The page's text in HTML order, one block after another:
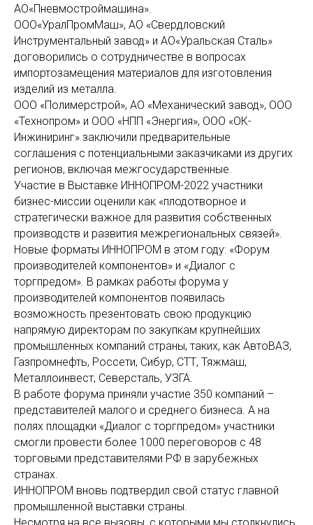
АО«Пневмостроймашина».
ООО«УралПромМаш», АО «Свердловский
Инструментальный завод» и АО«Уральская Сталь»
договорились о сотрудничестве в вопросах
импортозамещения материалов для изготовления
изделий из металла.
ООО «Полимерстрой», АО «Механический завод», ООО
«Технопром» и ООО «НПП «Энергия», ООО «ОК-
Инжиниринг» заключили предварительные
соглашения с потенциальными заказчиками из других
регионов, включая межгосударственные.
Участие в Выставке ИННОПРОМ-2022 участники
бизнес-миссии оценили как «плодотворное и
стратегически важное для развития собственных
производств и развития межрегиональных связей».
Новые форматы ИННОПРОМ в этом году: «Форум
производителей компонентов» и «Диалог с
торгпредом». В рамках работы форума у
производителей компонентов появилась
возможность презентовать свою продукцию
напрямую директорам по закупкам крупнейших
промышленных компаний страны, таких, как АвтоВАЗ,
Газпромнефть, Россети, Сибур, СТТ, Тяжмаш,
Металлоинвест, Северсталь, УЗГА.
В работе форума приняли участие 350 компаний –
представителей малого и среднего бизнеса. А на
полях площадки «Диалог с торгпредом» участники
смогли провести более 1000 переговоров с 48
торговыми представителями РФ в зарубежных
странах.
ИННОПРОМ вновь подтвердил свой статус главной
промышленной выставки страны.